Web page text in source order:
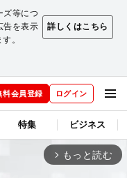
ズ等につ
告を表示
。
詳しくはこちら
料会員登録 ログイン
特集 ビジネス
arrow_forward_ios もっと読む